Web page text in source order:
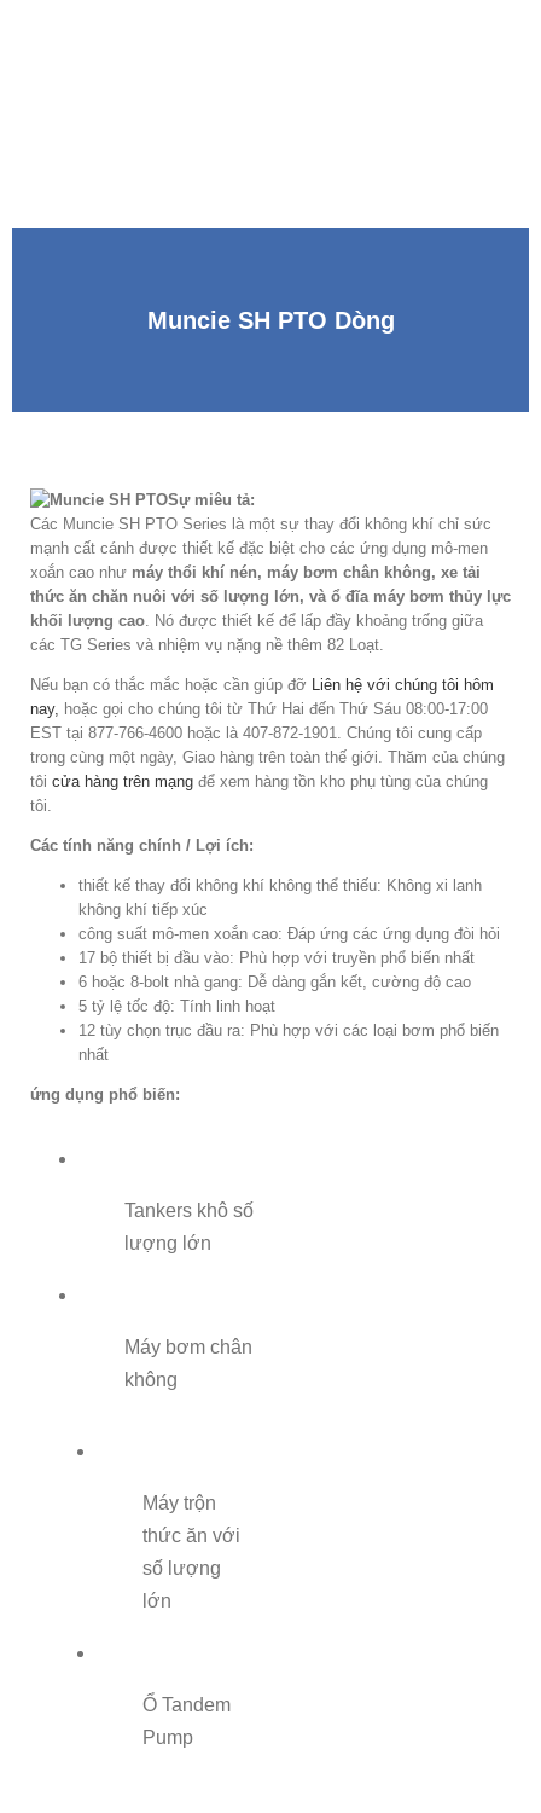
Muncie SH PTO Dòng
Sự miêu tả:
Các Muncie SH PTO Series là một sự thay đổi không khí chỉ sức
mạnh cất cánh được thiết kế đặc biệt cho các ứng dụng mô-men
xoắn cao như máy thổi khí nén, máy bơm chân không, xe tải
thức ăn chăn nuôi với số lượng lớn, và ổ đĩa máy bơm thủy lực
khối lượng cao. Nó được thiết kế để lấp đầy khoảng trống giữa
các TG Series và nhiệm vụ nặng nề thêm 82 Loạt.
Nếu bạn có thắc mắc hoặc cần giúp đỡ Liên hệ với chúng tôi hôm
nay, hoặc gọi cho chúng tôi từ Thứ Hai đến Thứ Sáu 08:00-17:00
EST tại 877-766-4600 hoặc là 407-872-1901. Chúng tôi cung cấp
trong cùng một ngày, Giao hàng trên toàn thế giới. Thăm của chúng
tôi cửa hàng trên mạng để xem hàng tồn kho phụ tùng của chúng
tôi.
Các tính năng chính / Lợi ích:
thiết kế thay đổi không khí không thể thiếu: Không xi lanh
không khí tiếp xúc
công suất mô-men xoắn cao: Đáp ứng các ứng dụng đòi hỏi
17 bộ thiết bị đầu vào: Phù hợp với truyền phổ biến nhất
6 hoặc 8-bolt nhà gang: Dễ dàng gắn kết, cường độ cao
5 tỷ lệ tốc độ: Tính linh hoạt
12 tùy chọn trục đầu ra: Phù hợp với các loại bơm phổ biến
nhất
ứng dụng phổ biến:
Tankers khô số
lượng lớn
Máy bơm chân
không
Máy trộn
thức ăn với
số lượng
lớn
Ổ Tandem
Pump